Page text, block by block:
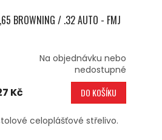
BROWNING / .32 AUTO - FMJ
Na objednávku nebo
nedostupné
Kč DO KOŠÍKU
celoplášťové střelivo.